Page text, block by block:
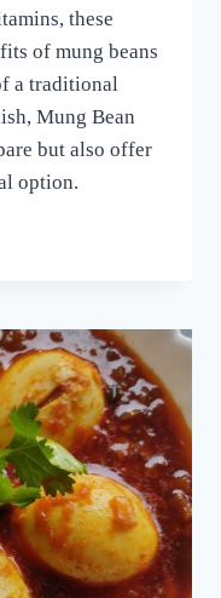
these
of mung beans
a traditional
Mung Bean
but also offer
option.